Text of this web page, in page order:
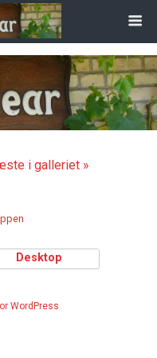
i galleriet »
Desktop
WordPress